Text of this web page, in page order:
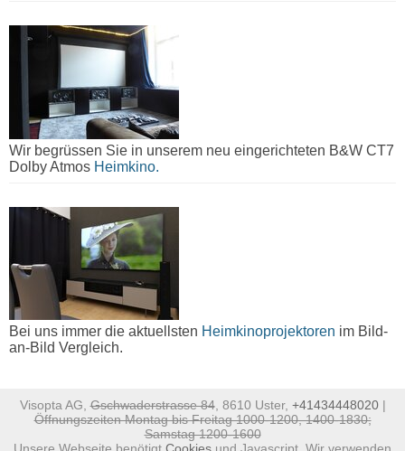
Wir begrüssen Sie in unserem neu eingerichteten B&W CT7
Dolby Atmos Heimkino.
Bei uns immer die aktuellsten Heimkinoprojektoren im Bild-
an-Bild Vergleich.
Visopta AG,Gschwaderstrasse 84, 8610 Uster, +41434448020|
Öffnungszeiten Montag bis Freitag 1000-1200, 1400-1830;
Samstag 1200-1600